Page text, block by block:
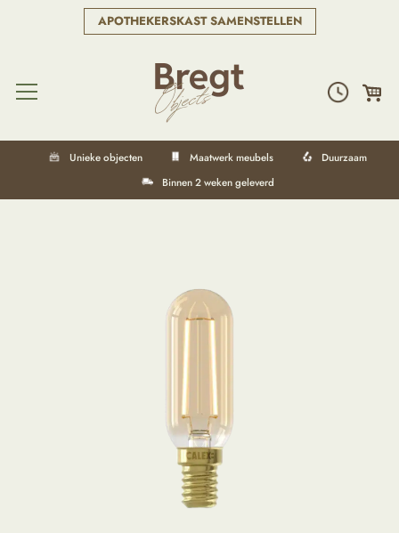
APOTHEKERSKAST SAMENSTELLEN
Unieke objecten Maatwerk meubels
Duurzaam
Binnen 2 weken geleverd